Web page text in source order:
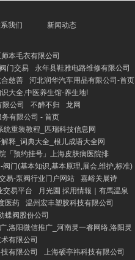
。不管是传统的土葬、
我们 新闻动态
本毛衣有限公司
门交易
永年县鞋雅电路维修有限公司
慈善
河北润华汽车用品有限公司-首页
大全,中医养生馆-养生地!
公司
不醉不归
龙网
有限公司 - 首页
重装教程_匹瑞科技信息网
释_词典大全_根儿成语大全网
「预约挂号」上海皮肤病医院排
阀门(基本知识,基本原理,展会,维护,标准)
易-泵阀行业门户网站
嘉峪关展诗
交易平台
月光園 採用情報｜有馬温泉
医药
温州宏丰塑胶科技有限公司
蝶阀股份公司
,洛阳微信推广_河南灵一睿网络,洛阳灵
有限公司
有限公司
上海硕亭祎科技有限公司